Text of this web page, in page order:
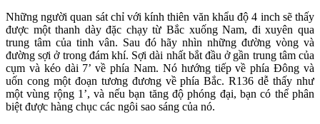
Những người quan sát chỉ với kính thiên văn khẩu độ 4 inch sẽ thấy
được một thanh dày đặc chạy từ Bắc xuống Nam, đi xuyên qua
trung tâm của tinh vân. Sau đó hãy nhìn những đường vòng và
đường sợi ở trong đám khí. Sợi dài nhất bắt đầu ở gần trung tâm của
cụm và kéo dài 7’ về phía Nam. Nó hướng tiếp về phía Đông và
uốn cong một đoạn tương đương về phía Bắc. R136 dễ thấy như
một vùng rộng 1’, và nếu bạn tăng độ phóng đại, bạn có thể phân
biệt được hàng chục các ngôi sao sáng của nó.